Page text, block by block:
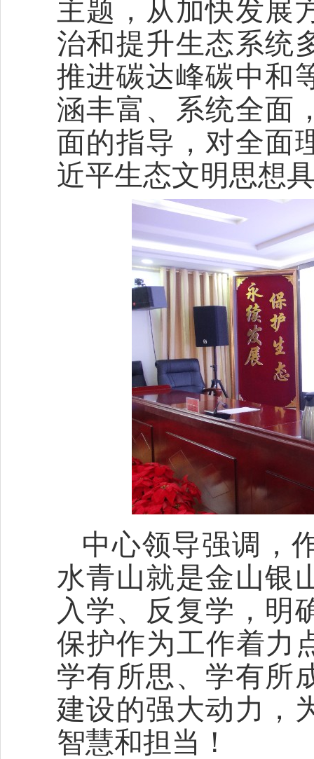
主题，从加快发展
治和提升生态系统
推进碳达峰碳中和
涵丰富、系统全面
面的指导，对全面
近平生态文明思想
中心领导强调，
水青山就是金山银
入学、反复学，明
保护作为工作着力
学有所思、学有所
建设的强大动力，
智慧和担当！